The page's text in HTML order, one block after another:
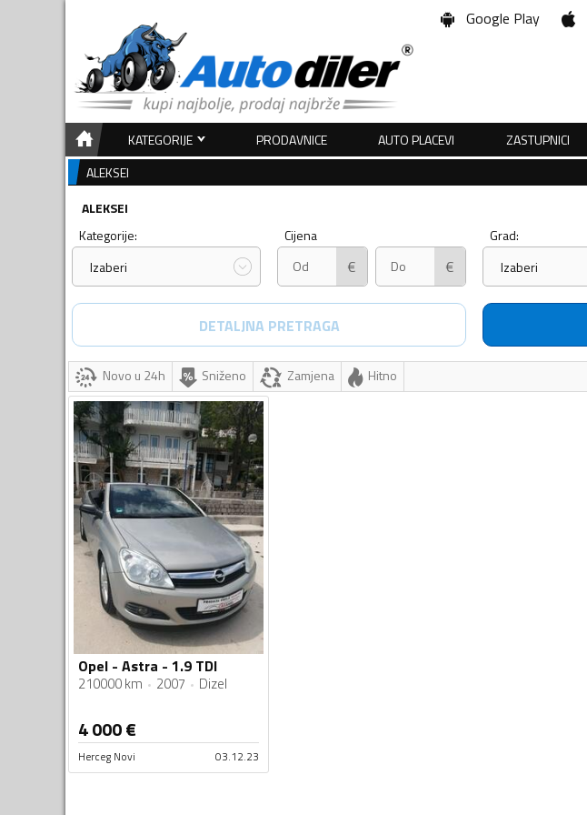
Google Play
KATEGORIJE PRODAVNICE AUTO PLACEVI ZASTUPNICI
ALEKSEI
ALEKSEI
Kategorije:
Izaberi
Cijena
€ €
Grad:
Izaberi
DETALJNA PRETRAGA
Novo u 24h Sniženo Zamjena Hitno
Opel - Astra - 1.9 TDI
210000 km 2007 Dizel
4 000€
Herceg Novi 03.12.23